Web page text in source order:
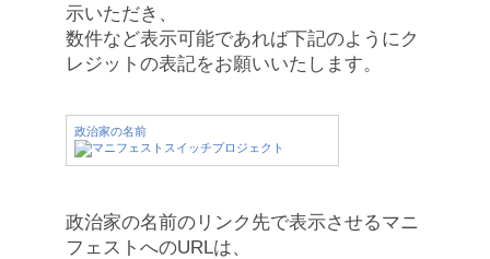
示いただき、
数件など表示可能であれば下記のようにク
レジットの表記をお願いいたします。
政治家の名前
政治家の名前のリンク先で表示させるマニ
フェストへのURLは、